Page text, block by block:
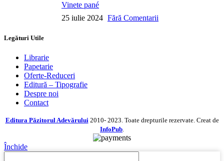
Vinete pané
25 iulie 2024 Fără Comentarii
Legături Utile
Librarie
Papetarie
Oferte-Reduceri
Editură – Tipografie
Despre noi
Contact
Editura Păzitorul Adevărului 2010- 2023. Toate drepturile rezervate. Creat de
InfoPub
Închide